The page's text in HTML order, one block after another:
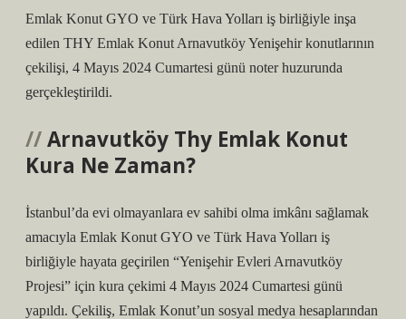
Emlak Konut GYO ve Türk Hava Yolları iş birliğiyle inşa
edilen THY Emlak Konut Arnavutköy Yenişehir konutlarının
çekilişi, 4 Mayıs 2024 Cumartesi günü noter huzurunda
gerçekleştirildi.
Arnavutköy Thy Emlak Konut
Kura Ne Zaman?
İstanbul’da evi olmayanlara ev sahibi olma imkânı sağlamak
amacıyla Emlak Konut GYO ve Türk Hava Yolları iş
birliğiyle hayata geçirilen “Yenişehir Evleri Arnavutköy
Projesi” için kura çekimi 4 Mayıs 2024 Cumartesi günü
yapıldı. Çekiliş, Emlak Konut’un sosyal medya hesaplarından